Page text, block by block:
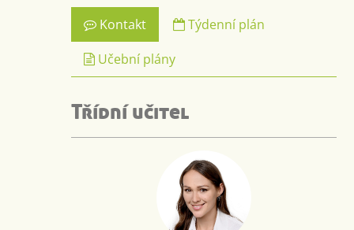
Kontakt
Týdenní plán
Učební plány
Třídní učitel